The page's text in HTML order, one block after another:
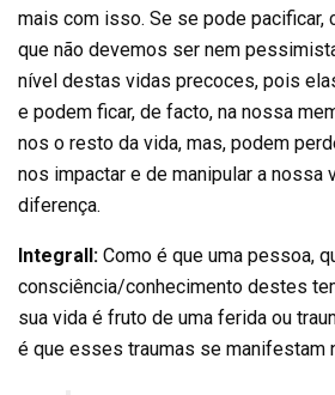
mais com isso. Se se pode pacificar,
que não devemos ser nem
nível destas vidas precoces, pois
e podem ficar, de facto, na nossa
nos o resto da vida, mas, podem
nos impactar e de manipular a nossa
diferença.
Integrall: Como é que uma pessoa,
consciência/conhecimento destes
sua vida é fruto de uma ferida ou
é que esses traumas se manifestam